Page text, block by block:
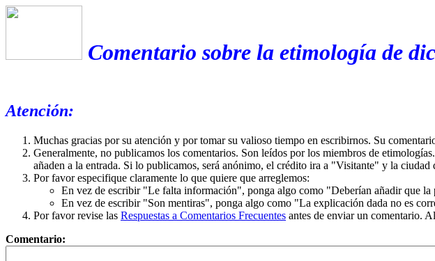
Comentario sobre la etimología de
Atención:
Muchas gracias por su atención y por tomar su valioso tiempo en escribirnos. Su
Generalmente, no publicamos los comentarios. Son leídos por los miembros de
añaden a la entrada. Si lo publicamos, será anónimo, el crédito ira a "Visitante" y la ciudad
Por favor especifique claramente lo que quiere que arreglemos:
En vez de escribir "Le falta información", ponga algo como "Deberían añadir que
En vez de escribir "Son mentiras", ponga algo como "La explicación dada no es
Por favor revise las Respuestas a Comentarios Frecuentes antes de enviar un comentario.
Comentario: